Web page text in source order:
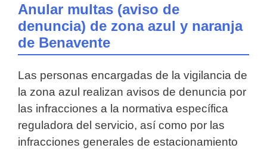
Anular multas (aviso de
denuncia) de zona azul y naranja
de Benavente
Las personas encargadas de la vigilancia de
la zona azul realizan avisos de denuncia por
las infracciones a la normativa específica
reguladora del servicio, así como por las
infracciones generales de estacionamiento